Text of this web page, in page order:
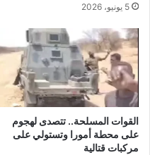
5 يونيو، 2026
القوات المسلحة.. تتصدى لهجوم
على محطة أمورا وتستولي على
مركبات قتالية